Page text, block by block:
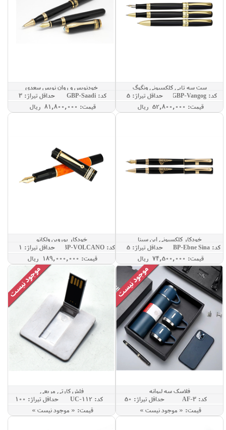
ست سه تایی کلکسیونی ونگوگ
کد: GBP-Vangog
حداقل تيراژ: 5
قيمت: 52,800,000 ريال
خودنویس و روان نویس سعدی
کد: GBP-Saadi
حداقل تيراژ: 3
قيمت: 81,800,000 ريال
خودکار کلکسیونی ابن سینا
کد: GBP-Ebne Sina
حداقل تيراژ: 5
قيمت: 74,500,000 ريال
خودکار یوروپن ولکانو
کد: GBP-VOLCANO
حداقل تيراژ: 1
قيمت: 189,000,000 ريال
فلاسک سه لیوانه
کد: AF-3
حداقل تيراژ: 50
قيمت: « موجود نيست »
فلش کارتی مربعی
کد: UC-112
حداقل تيراژ: 100
قيمت: « موجود نيست »